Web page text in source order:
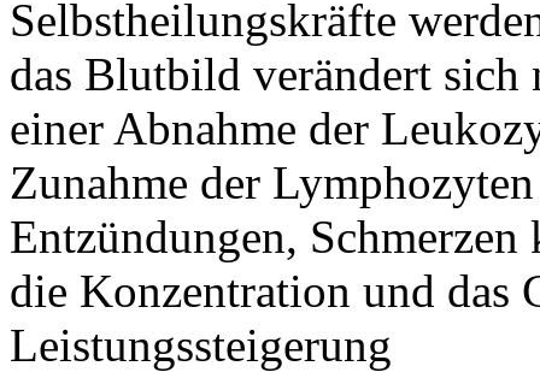
Selbstheilungskräfte
das Blutbild verändert sich
einer Abnahme der
Zunahme der
Entzündungen,
die Konzentration und das
Leistungssteigerung